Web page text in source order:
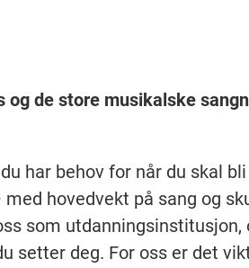
og de store musikalske
har behov for når du skal
hovedvekt på sang og
som utdanningsinstitusjon,
setter deg. For oss er det